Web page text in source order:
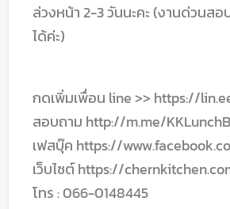
ล่วงหน้า 2-3 วันนะคะ (งานด่วนส
ได้ค่ะ)
กดเพิ่มเพื่อน line >> https://
สอบถาม http://m.me/
เฟสบุ๊ค https://
เว็บไซต์ https://
โทร : 066-0148445